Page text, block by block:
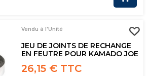
Vendu à l'Unité
JEU DE JOINTS DE RECHANGE
EN FEUTRE POUR KAMADO JOE
26,15 € TTC